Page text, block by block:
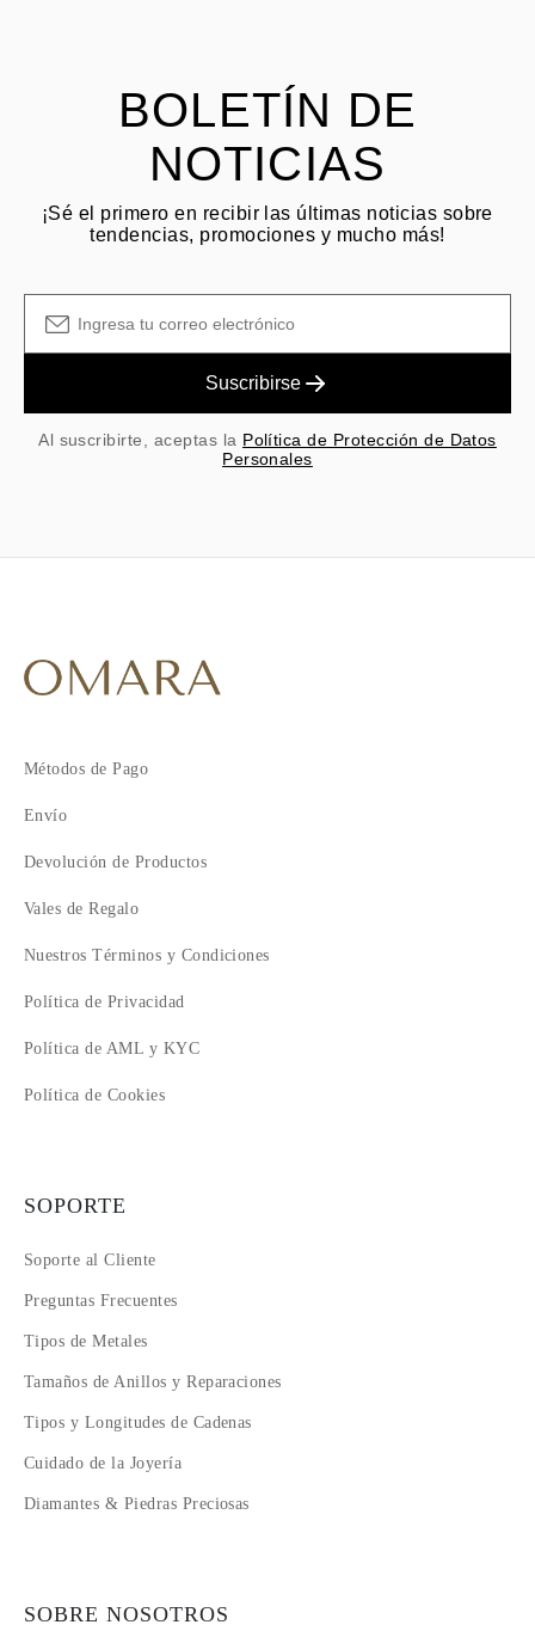
BOLETÍN DE
NOTICIAS
¡Sé el primero en recibir las últimas noticias sobre
tendencias, promociones y mucho más!
Suscribirse
Al suscribirte, aceptas la Política de Protección de Datos
Personales
Métodos de Pago
Envío
Devolución de Productos
Vales de Regalo
Nuestros Términos y Condiciones
Política de Privacidad
Política de AML y KYC
Política de Cookies
SOPORTE
Soporte al Cliente
Preguntas Frecuentes
Tipos de Metales
Tamaños de Anillos y Reparaciones
Tipos y Longitudes de Cadenas
Cuidado de la Joyería
Diamantes & Piedras Preciosas
SOBRE NOSOTROS